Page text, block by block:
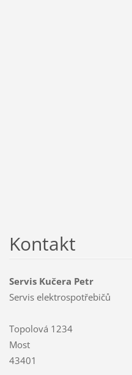
Kontakt
Servis Kučera Petr
Servis elektrospotřebičů
Topolová 1234
Most
43401